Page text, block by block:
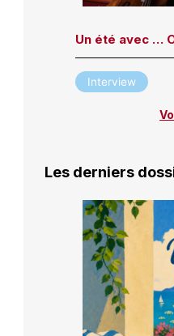
Un été avec …
Interview
Les derniers